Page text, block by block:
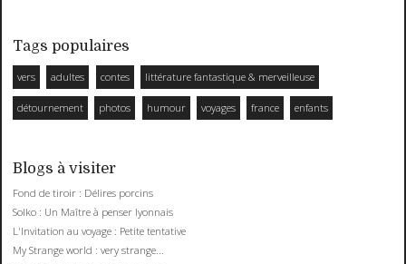
Tags populaires
vers adultes contes littérature fantastique & merveilleuse
détournement photos humour voyages france enfants
Blogs à visiter
Fond de tiroir : Délires porcins
Solko : Un Maître à penser lyonnais
L'Invitation au voyage : Petite tentative
My Strange world : very strange...